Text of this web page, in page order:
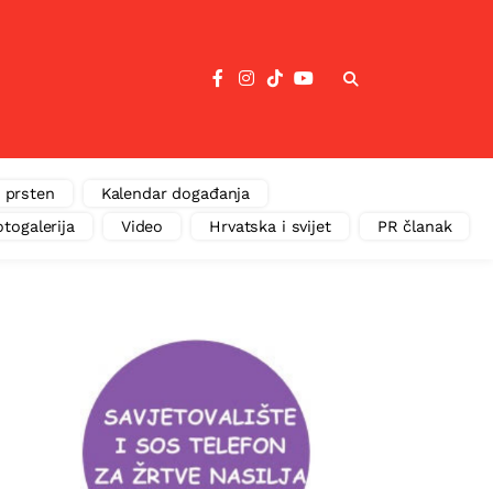
prsten
Kalendar događanja
Video Hrvatska i svijet PR članak